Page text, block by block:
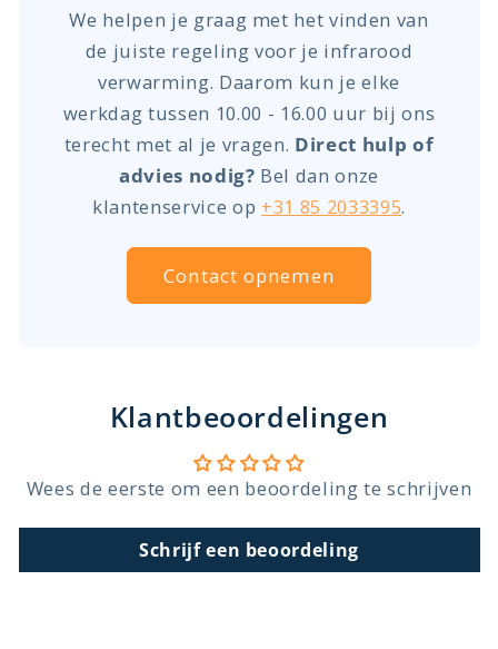
We helpen je graag met het vinden van
de juiste regeling voor je infrarood
verwarming. Daarom kun je elke
werkdag tussen 10.00 - 16.00 uur bij ons
terecht met al je vragen. Direct hulp of
advies nodig? Bel dan onze
klantenservice op +31 85 2033395.
Contact opnemen
Klantbeoordelingen
Wees de eerste om een beoordeling te schrijven
Schrijf een beoordeling